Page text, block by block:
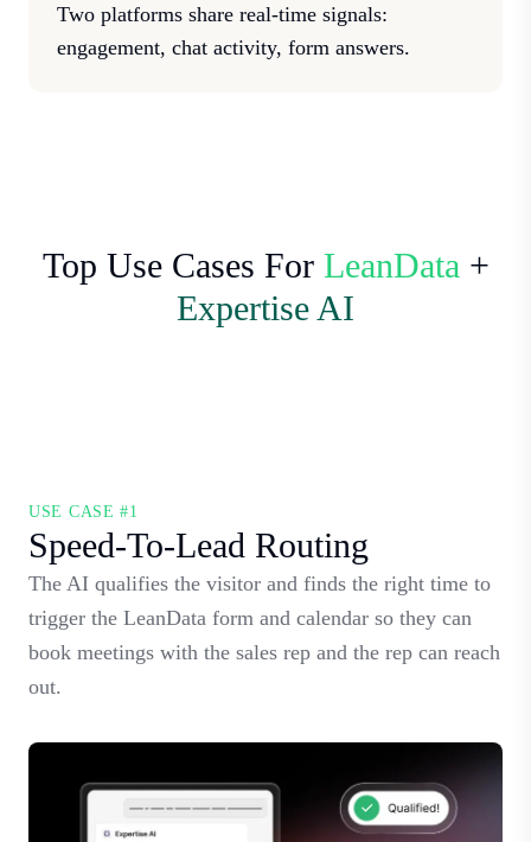
Two platforms share real-time signals:
engagement, chat activity, form answers.
Top Use Cases For LeanData +
Expertise AI
USE CASE #1
Speed-To-Lead Routing
The AI qualifies the visitor and finds the right time to
trigger the LeanData form and calendar so they can
book meetings with the sales rep and the rep can reach
out.